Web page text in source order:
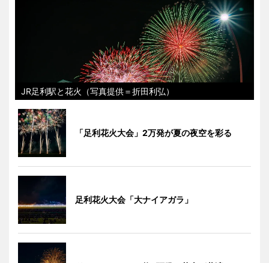
JR足利駅と花火（写真提供＝折田利弘）
「足利花火大会」2万発が夏の夜空を彩る
足利花火大会「大ナイアガラ」